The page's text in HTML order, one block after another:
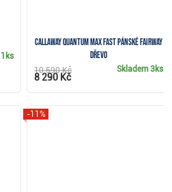
1ks
Callaway Quantum Max Fast pánské fairway
dřevo
Skladem3ks
10 590 Kč
8 290 Kč
-11%